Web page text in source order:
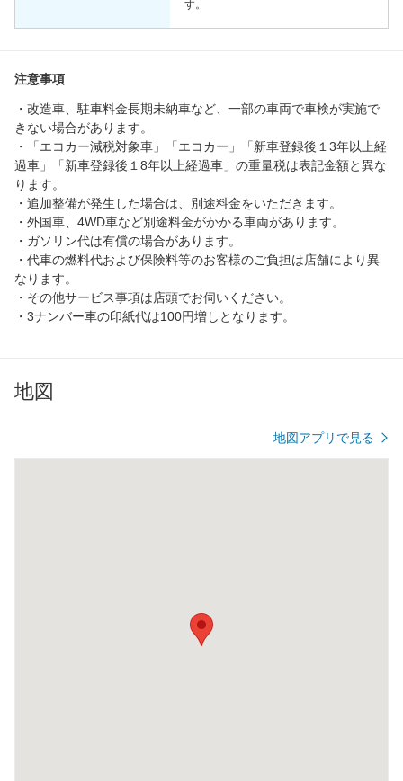
す。
注意事項
・改造車、駐車料金長期未納車など、一部の車両で車検が実施で
きない場合があります。
・「エコカー減税対象車」「エコカー」「新車登録後１3年以上経
過車」「新車登録後１8年以上経過車」の重量税は表記金額と異な
ります。
・追加整備が発生した場合は、別途料金をいただきます。
・外国車、4WD車など別途料金がかかる車両があります。
・ガソリン代は有償の場合があります。
・代車の燃料代および保険料等のお客様のご負担は店舗により異
なります。
・その他サービス事項は店頭でお伺いください。
・3ナンバー車の印紙代は100円増しとなります。
地図
地図アプリで見る